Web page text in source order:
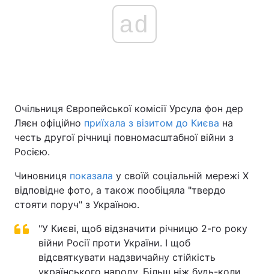
Головна Війна
Україна Політика
Економіка
Спорт Наука
Техно і зв'язок
Зброя Інциденти
Здоров'я Туризм
ad
Очільниця Європейської комісії Урсула фон дер
Ляєн офіційно приїхала з візитом до Києва на
честь другої річниці повномасштабної війни з
Росією.
Чиновниця показала у своїй соціальній мережі X
відповідне фото, а також пообіцяла "твердо
стояти поруч" з Україною.
"У Києві, щоб відзначити річницю 2-го року
війни Росії проти України. І щоб
відсвяткувати надзвичайну стійкість
українського народу. Більш ніж будь-коли,